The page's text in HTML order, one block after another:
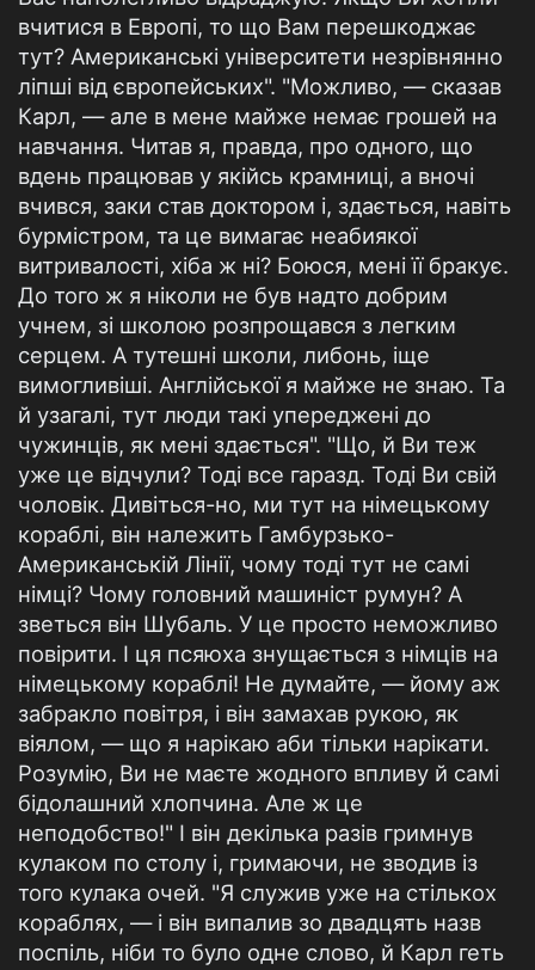
вчитися в Европі, то що Вам перешкоджає
тут? Американські університети незрівнянно
ліпші від європейських". "Можливо, — сказав
Карл, — але в мене майже немає грошей на
навчання. Читав я, правда, про одного, що
вдень працював у якійсь крамниці, а вночі
вчився, заки став доктором і, здається, навіть
бурмістром, та це вимагає неабиякої
витривалості, хіба ж ні? Боюся, мені її бракує.
До того ж я ніколи не був надто добрим
учнем, зі школою розпрощався з легким
серцем. А тутешні школи, либонь, іще
вимогливіші. Англійської я майже не знаю. Та
й узагалі, тут люди такі упереджені до
чужинців, як мені здається". "Що, й Ви теж
уже це відчули? Тоді все гаразд. Тоді Ви свій
чоловік. Дивіться-но, ми тут на німецькому
кораблі, він належить Гамбурзько-
Американській Лінії, чому тоді тут не самі
німці? Чому головний машиніст румун? А
зветься він Шубаль. У це просто неможливо
повірити. І ця псяюха знущається з німців на
німецькому кораблі! Не думайте, — йому аж
забракло повітря, і він замахав рукою, як
віялом, — що я нарікаю аби тільки нарікати.
Розумію, Ви не маєте жодного впливу й самі
бідолашний хлопчина. Але ж це
неподобство!" І він декілька разів гримнув
кулаком по столу і, гримаючи, не зводив із
того кулака очей. "Я служив уже на стількох
кораблях, — і він випалив зо двадцять назв
поспіль, ніби то було одне слово, й Карл геть